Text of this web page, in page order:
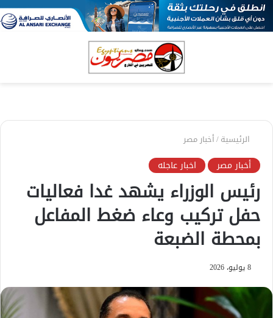
الرئيسية/أخبار مصر
أخبار مصر اخبار عاجله
رئيس الوزراء يشهد غدا فعاليات
حفل تركيب وعاء ضغط المفاعل
بمحطة الضبعة
8 يوليو، 2026